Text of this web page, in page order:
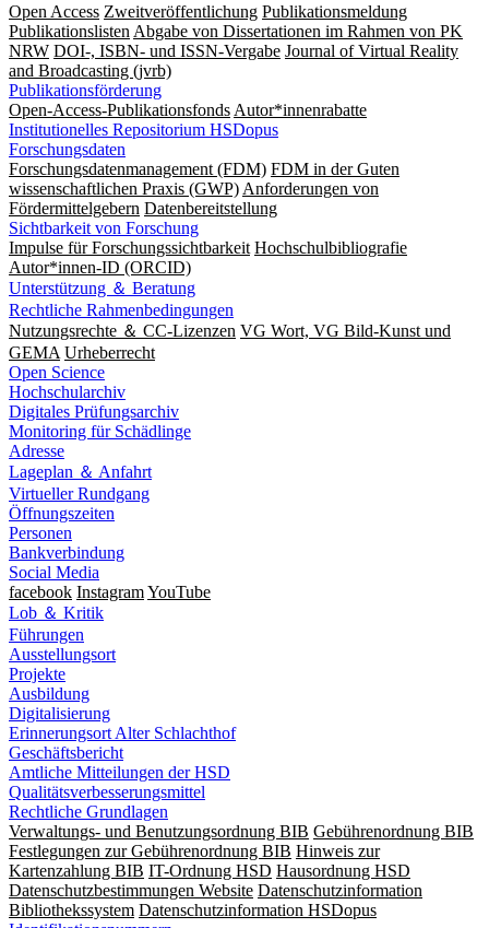
Open Access Zweitveröffentlichung Publikationsmeldung
Publikationslisten Abgabe von Dissertationen im Rahmen von PK
NRW DOI-, ISBN- und ISSN-Vergabe Journal of Virtual Reality
and Broadcasting (jvrb)
Publikationsförderung
Open-Access-Publikationsfonds Autor*innenrabatte
Institutionelles Repositorium HSDopus
Forschungsdaten
Forschungsdatenmanagement (FDM) FDM in der Guten
wissenschaftlichen Praxis (GWP) Anforderungen von
Fördermittelgebern Datenbereitstellung
Sichtbarkeit von Forschung
Impulse für Forschungssichtbarkeit Hochschulbibliografie
Autor*innen-ID (ORCID)
Unterstützung ＆ Beratung
Rechtliche Rahmenbedingungen
Nutzungsrechte ＆ CC-Lizenzen VG Wort, VG Bild-Kunst und
GEMA Urheberrecht
Open Science
Hochschularchiv
Digitales Prüfungsarchiv
Monitoring für Schädlinge
Adresse
Lageplan ＆ Anfahrt
Virtueller Rundgang
Öffnungszeiten
Personen
Bankverbindung
Social Media
facebook InstagramYouTube
Lob ＆ Kritik
Führungen
Ausstellungsort
Projekte
Ausbildung
Digitalisierung
Erinnerungsort Alter Schlachthof
Geschäftsbericht
Amtliche Mitteilungen der HSD
Qualitätsverbesserungsmittel
Rechtliche Grundlagen
Verwaltungs- und Benutzungsordnung BIB Gebührenordnung BIB
Festlegungen zur Gebührenordnung BIB Hinweis zur
Kartenzahlung BIB IT-Ordnung HSD Hausordnung HSD
Datenschutzbestimmungen Website Datenschutzinformation
Bibliothekssystem Datenschutzinformation HSDopus